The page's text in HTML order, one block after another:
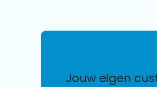
jouw eigen